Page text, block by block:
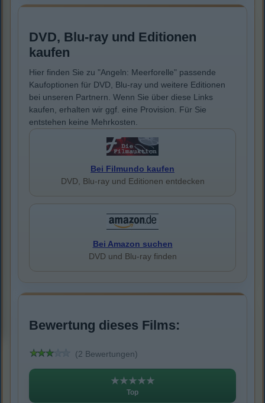
DVD, Blu-ray und Editionen
kaufen
Hier finden Sie zu "Angeln: Meerforelle" passende
Kaufoptionen für DVD, Blu-ray und weitere Editionen
bei unseren Partnern. Wenn Sie über diese Links
kaufen, erhalten wir ggf. eine Provision. Für Sie
entstehen keine Mehrkosten.
Bei Filmundo kaufen
DVD, Blu-ray und Editionen entdecken
Bei Amazon suchen
DVD und Blu-ray finden
Bewertung dieses Films:
(2 Bewertungen)
★★★★★
Top